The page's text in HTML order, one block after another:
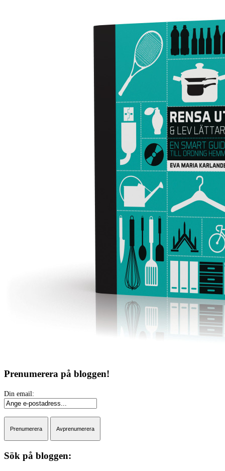
Prenumerera på bloggen!
Sök på bloggen: